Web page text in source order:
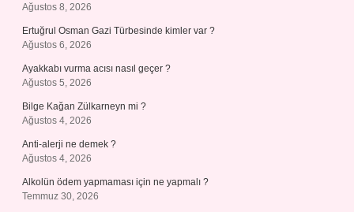
Ağustos 8, 2026
Ertuğrul Osman Gazi Türbesinde kimler var ?
Ağustos 6, 2026
Ayakkabı vurma acısı nasıl geçer ?
Ağustos 5, 2026
Bilge Kağan Zülkarneyn mi ?
Ağustos 4, 2026
Anti-alerji ne demek ?
Ağustos 4, 2026
Alkolün ödem yapmaması için ne yapmalı ?
Temmuz 30, 2026